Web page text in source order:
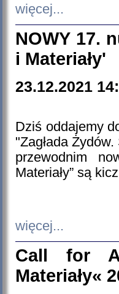
więcej...
NOWY 17.
i Materiały'
23.12.2021
Dziś oddajemy
"Zagłada
przewodnim
Materiały” są
więcej...
Call for
Materiały«